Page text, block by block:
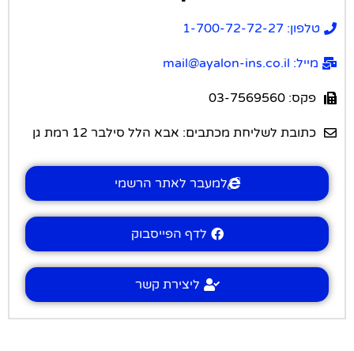
טלפון: 1-700-72-72-27
מייל: mail@ayalon-ins.co.il
פקס: 03-7569560
כתובת לשליחת מכתבים: אבא הלל סילבר 12 רמת גן
למעבר לאתר הרשמי
לדף הפייסבוק
ליצירת קשר